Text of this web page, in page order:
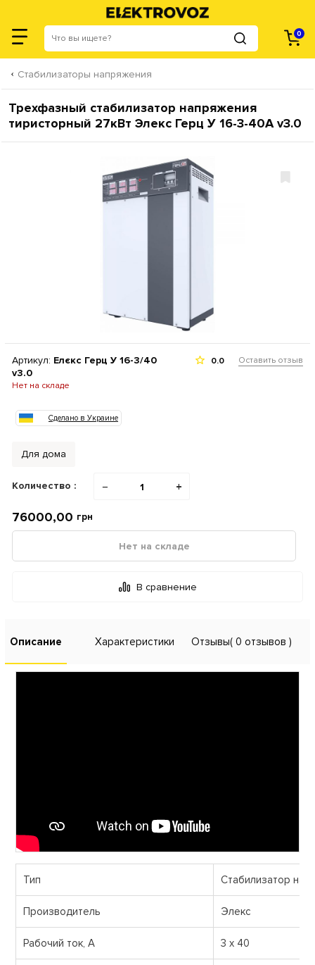
0
Стабилизаторы напряжения
Трехфазный стабилизатор напряжения
тиристорный 27кВт Элекс Герц У 16-3-40А v3.0
Артикул: Елєкс Герц У 16-3/40
v3.0
Нет на складе
0.0 Оставить отзыв
Сделано в Украине
Для дома
Количество : − +
76000,00 грн
Нет на складе
В сравнение
Описание Характеристики Отзывы( 0 отзывов )
Тип Стабилизатор
Производитель Элекс
Рабочий ток, А 3 х 40